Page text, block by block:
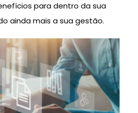
para dentro da sua
ainda mais a sua gestão.